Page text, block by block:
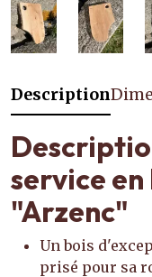
Description
service
"Arzenc"
Un bois
prisé pour sa